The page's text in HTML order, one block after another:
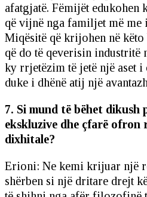
afatgjatë. Fëmijët edukohen
që vijnë nga familjet më me
Miqësitë që krijohen në
që do të qeverisin industritë
ky rrjetëzim të jetë një aset
duke i dhënë atij një
7. Si mund të bëhet dikush
ekskluzive dhe çfarë ofron
dixhitale?
Erioni: Ne kemi krijuar një
shërben si një dritare drejt